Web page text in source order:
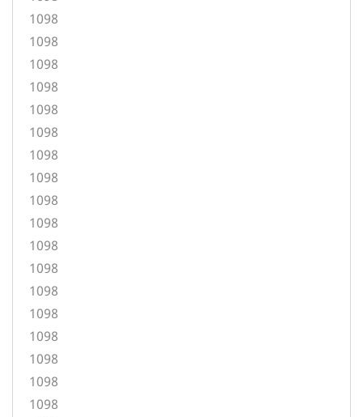
1098
1098
1098
1098
1098
1098
1098
1098
1098
1098
1098
1098
1098
1098
1098
1098
1098
1098